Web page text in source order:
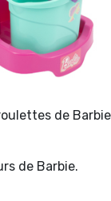
de Barbie
de Barbie.